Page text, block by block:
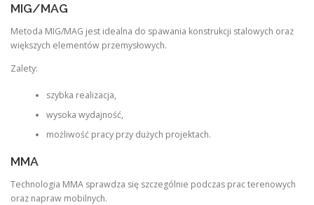
MIG/MAG
Metoda MIG/MAG jest idealna do spawania konstrukcji stalowych oraz
większych elementów przemysłowych.
Zalety:
szybka realizacja,
wysoka wydajność,
możliwość pracy przy dużych projektach.
MMA
Technologia MMA sprawdza się szczególnie podczas prac terenowych
oraz napraw mobilnych.